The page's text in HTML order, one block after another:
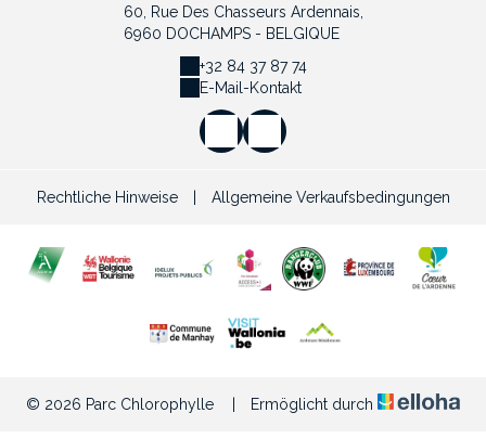
60, Rue Des Chasseurs Ardennais,
6960 DOCHAMPS - BELGIQUE
+32 84 37 87 74
E-Mail-Kontakt
Rechtliche Hinweise | Allgemeine Verkaufsbedingungen
© 2026 Parc Chlorophylle | Ermöglicht durch